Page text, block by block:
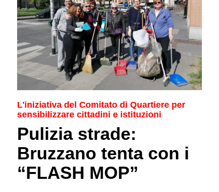
L'iniziativa del Comitato di Quartiere per
sensibilizzare cittadini e istituzioni
Pulizia strade:
Bruzzano tenta con i
“FLASH MOP”